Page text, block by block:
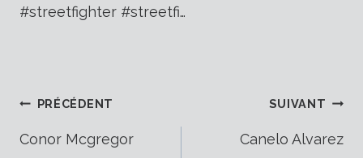
#streetfighter #streetfi…
Navigation
PRÉCÉDENT
Conor Mcgregor
SUIVANT
Canelo Alvarez